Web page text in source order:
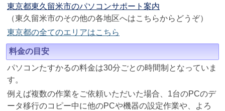
東京都東久留米市のパソコンサポート案内
（東久留米市のその他の各地区へはこちらからどうぞ）
東京都の全てのエリアはこちら
料金の目安
パソコンたすかるの料金は30分ごとの時間制となっていま
す。
例えば複数の作業をご依頼いただいた場合、1台のPCのデ
ータ移行のコピー中に他のPCや機器の設定作業や、よろ